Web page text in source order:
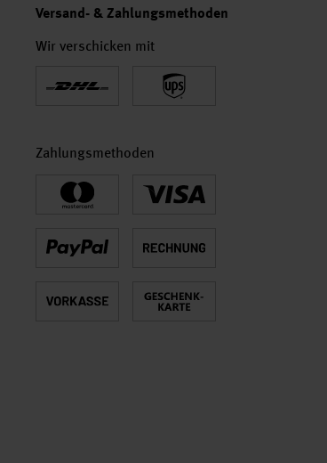
Versand- & Zahlungsmethoden
Wir verschicken mit
Zahlungsmethoden